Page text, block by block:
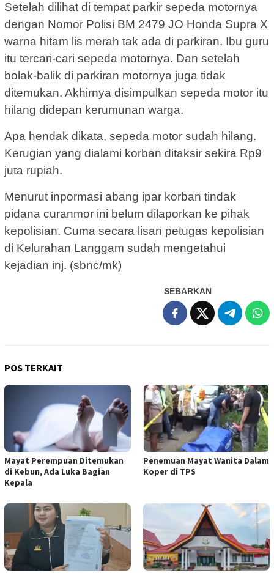
Setelah dilihat di tempat parkir sepeda motornya
dengan Nomor Polisi BM 2479 JO Honda Supra X
warna hitam lis merah tak ada di parkiran. Ibu guru
itu tercari-cari sepeda motornya. Dan setelah
bolak-balik di parkiran motornya juga tidak
ditemukan. Akhirnya disimpulkan sepeda motor itu
hilang didepan kerumunan warga.
Apa hendak dikata, sepeda motor sudah hilang.
Kerugian yang dialami korban ditaksir sekira Rp9
juta rupiah.
Menurut inpormasi abang ipar korban tindak
pidana curanmor ini belum dilaporkan ke pihak
kepolisian. Cuma secara lisan petugas kepolisian
di Kelurahan Langgam sudah mengetahui
kejadian inj. (sbnc/mk)
SEBARKAN
POS TERKAIT
Mayat Perempuan Ditemukan
di Kebun, Ada Luka Bagian
Kepala
Penemuan Mayat Wanita Dalam
Koper di TPS